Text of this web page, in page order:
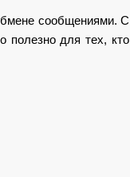
сообщениями. С
полезно для тех, кто